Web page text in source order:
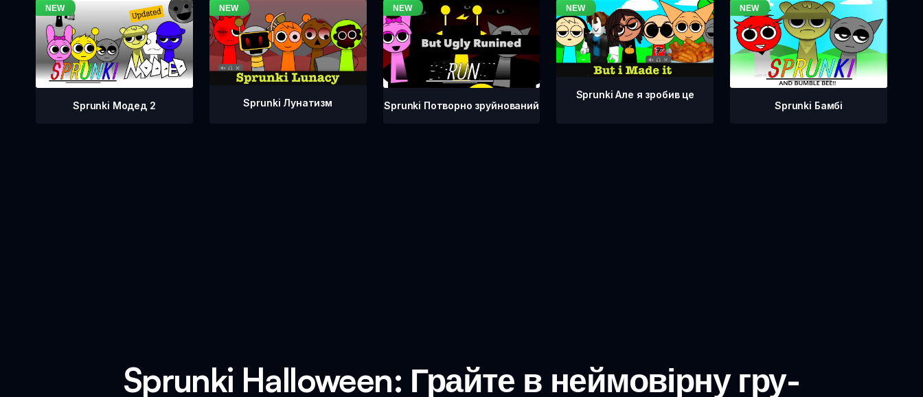
Sprunki Модед 2 Sprunki Лунатизм Sprunki Потворно зруйнований
Sprunki Але я зробив це
Sprunki Бамбі
Sprunki Halloween: Грайте в неймовірну гру-